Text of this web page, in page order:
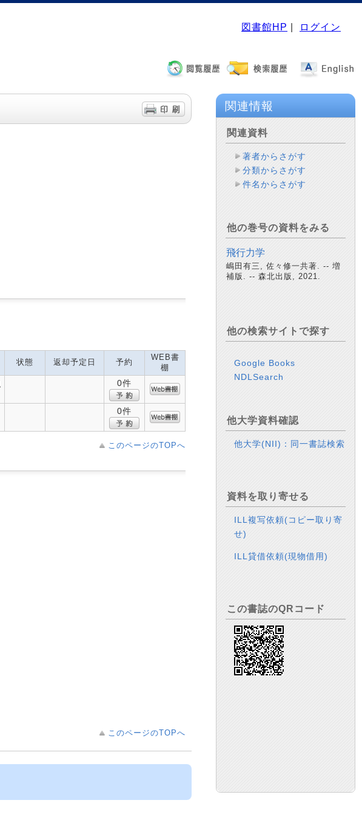
図書館HP ログイン
状態 返却予定日 予約
WEB書
棚
0件
0件
このページのTOPへ
このページのTOPへ
関連情報
関連資料
著者からさがす
分類からさがす
件名からさがす
他の巻号の資料をみる
飛行力学
嶋田有三, 佐々修一共著. -- 増
補版. -- 森北出版, 2021.
他の検索サイトで探す
Google Books
NDLSearch
他大学資料確認
他大学(NII)：同一書誌検索
資料を取り寄せる
ILL複写依頼(コピー取り寄
せ)
ILL貸借依頼(現物借用)
この書誌のQRコード